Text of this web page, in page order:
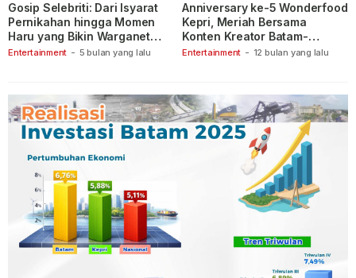
Entertainment - 5 bulan yang lalu
Gosip Selebriti: Dari Isyarat
Pernikahan hingga Momen
Haru yang Bikin Warganet
Berspekulasi
Entertainment - 12 bulan yang lalu
Anniversary ke-5 Wonderfood
Kepri, Meriah Bersama
Konten Kreator Batam-
Tanjungpinang